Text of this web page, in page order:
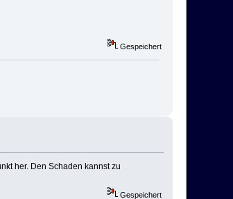
Gespeichert
her. Den Schaden kannst zu
Gespeichert